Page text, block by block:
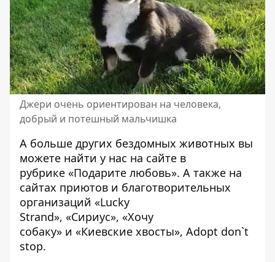
Джери очень ориентирован на человека,
добрый и потешный мальчишка
А больше других бездомных животных вы
можете найти у нас на сайте в
рубрике «Подарите любовь». А также на
сайтах приютов и благотворительных
организаций «Lucky
Strand», «Сириус», «Хочу
собаку» и «Киевские хвосты», Adopt don`t
stop.